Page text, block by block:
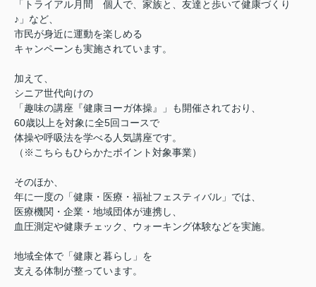
「トライアル月間 個人で、家族と、友達と歩いて健康づくり
♪」など、
市民が身近に運動を楽しめる
キャンペーンも実施されています。
加えて、
シニア世代向けの
「趣味の講座『健康ヨーガ体操』」
も開催されており、
60歳以上を対象に全5回コースで
体操や呼吸法を学べる人気講座です。
（※こちらもひらかたポイント対象事業）
そのほか、
年に一度の「健康・医療・福祉フェスティバル」では、
医療機関・企業・地域団体が連携し、
血圧測定や健康チェック、ウォーキング体験などを実施。
地域全体で「健康と暮らし」を
支える体制が整っています。